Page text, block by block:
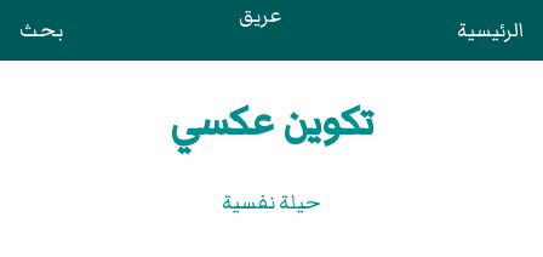
الرئيسية عريق بحث
تكوين عكسي
حيلة نفسية